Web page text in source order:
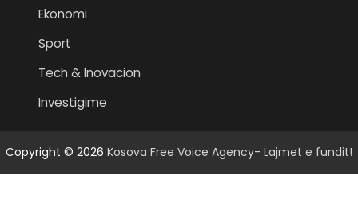
Ekonomi
Sport
Tech & Inovacion
Investigime